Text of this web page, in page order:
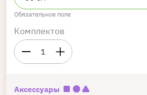
Обязательное поле
Комплектов
1
Аксессуары